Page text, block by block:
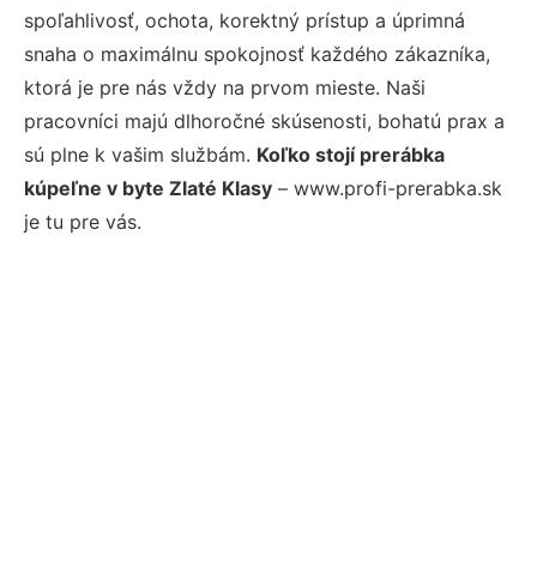
spoľahlivosť, ochota, korektný prístup a úprimná
snaha o maximálnu spokojnosť každého zákazníka,
ktorá je pre nás vždy na prvom mieste. Naši
pracovníci majú dlhoročné skúsenosti, bohatú prax a
sú plne k vašim službám. Koľko stojí prerábka
kúpeľne v byte Zlaté Klasy – www.profi-prerabka.sk
je tu pre vás.